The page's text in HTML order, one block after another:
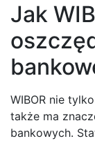
Jak
WIBOR nie
także ma
bankowych.